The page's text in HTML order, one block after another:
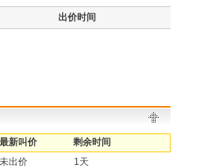
出价时间
最新叫价
剩余时间
未出价
1天